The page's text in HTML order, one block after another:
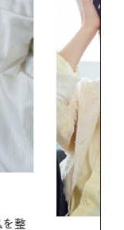
2026.06.01